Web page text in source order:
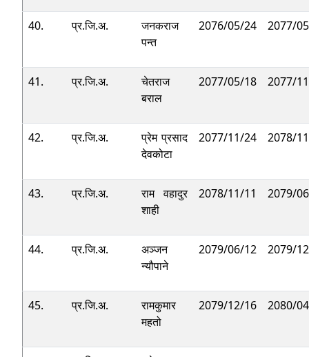
40. प्र.जि.अ.
जनकराज
पन्त
2076/05/24 2077/
41. प्र.जि.अ.
चेतराज
बराल
2077/05/18 2077/
42. प्र.जि.अ.
प्रेम प्रसाद
देवकोटा
2077/11/24 2078/
43. प्र.जि.अ.
राम वहादुर
शाही
2078/11/11 2079/
44. प्र.जि.अ.
अञ्जन
न्यौपाने
2079/06/12 2079/
45. प्र.जि.अ.
रामकुमार
महतो
2079/12/16 2080/